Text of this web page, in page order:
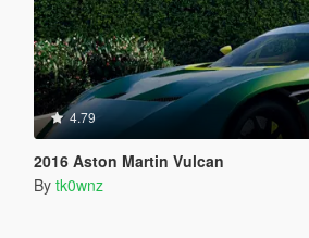
4.79
2016 Aston Martin Vulcan
By tk0wnz